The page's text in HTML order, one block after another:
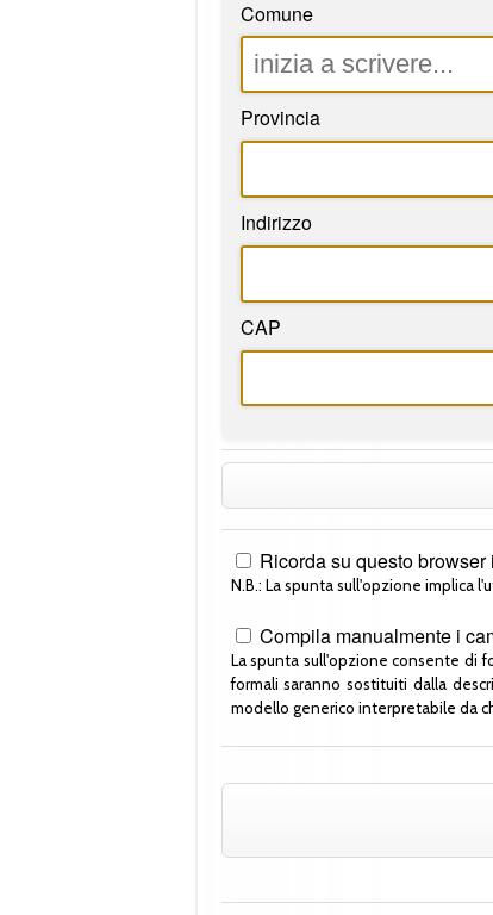
Comune
Provincia
Indirizzo
CAP
Ricorda su questo
N.B.: La spunta sull'opzione implica
Compila manualmente i
La spunta sull'opzione consente di
formali saranno sostituiti dalla
modello generico interpretabile da